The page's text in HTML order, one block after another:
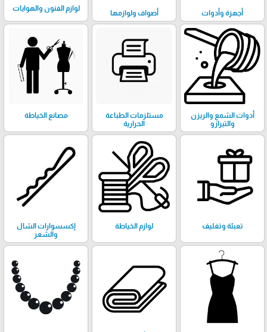
أجهزة وأدوات أصواف ولوازمها
لوازم الفنون والهوايات
أدوات الشمع والريزن
والتيرازو
مستلزمات الطباعة
الحرارية
مصانع الخياطة
تعبئة وتغليف لوازم الخياطة
إكسسوارات الشال
والشعر